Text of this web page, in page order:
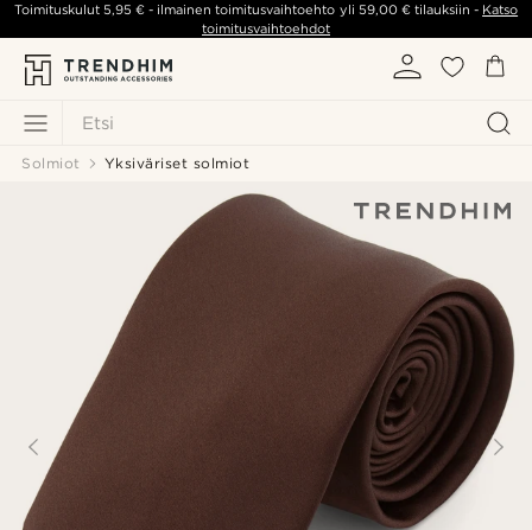
Etsi
Toimituskulut5,95 € - ilmainen toimitusvaihtoehto yli 59,00 €tilauksiin - Katso
toimitusvaihtoehdot
Solmiot Yksiväriset solmiot